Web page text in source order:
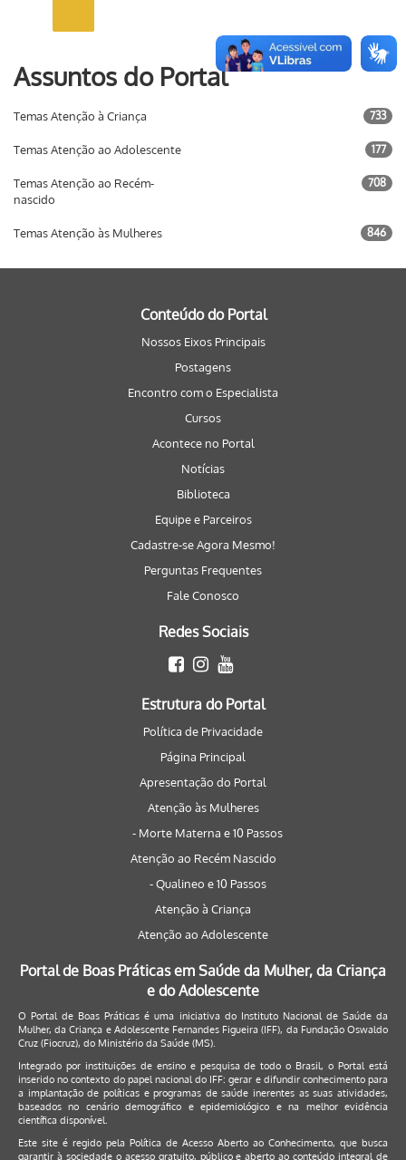
Assuntos do Portal
Temas Atenção à Criança 733
Temas Atenção ao Adolescente 177
Temas Atenção ao Recém-
nascido
708
Temas Atenção às Mulheres 846
Conteúdo do Portal
Nossos Eixos Principais
Postagens
Encontro com o Especialista
Cursos
Acontece no Portal
Notícias
Biblioteca
Equipe e Parceiros
Cadastre-se Agora Mesmo!
Perguntas Frequentes
Fale Conosco
Redes Sociais
Estrutura do Portal
Política de Privacidade
Página Principal
Apresentação do Portal
Atenção às Mulheres
- Morte Materna e 10 Passos
Atenção ao Recém Nascido
- Qualineo e 10 Passos
Atenção à Criança
Atenção ao Adolescente
Portal de Boas Práticas em Saúde da Mulher, da Criança
e do Adolescente
O Portal de Boas Práticas é uma iniciativa do Instituto Nacional de Saúde da
Mulher, da Criança e Adolescente Fernandes Figueira (IFF), da Fundação Oswaldo
Cruz (Fiocruz), do Ministério da Saúde (MS).
Integrado por instituições de ensino e pesquisa de todo o Brasil, o Portal está
inserido no contexto do papel nacional do IFF: gerar e difundir conhecimento para
a implantação de políticas e programas de saúde inerentes as suas atividades,
baseados no cenário demográfico e epidemiológico e na melhor evidência
científica disponível.
Este site é regido pela Política de Acesso Aberto ao Conhecimento, que busca
garantir à sociedade o acesso gratuito, público e aberto ao conteúdo integral de